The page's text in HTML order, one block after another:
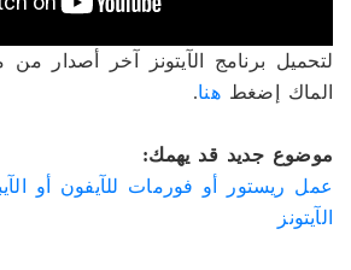
لتحميل برنامج الآيتونز آخر أصدار من
الماك إضغطهنا.
موضوع جديد قد يهمك:
عمل ريستور أو فورمات للآيفون أو
الآيتونز